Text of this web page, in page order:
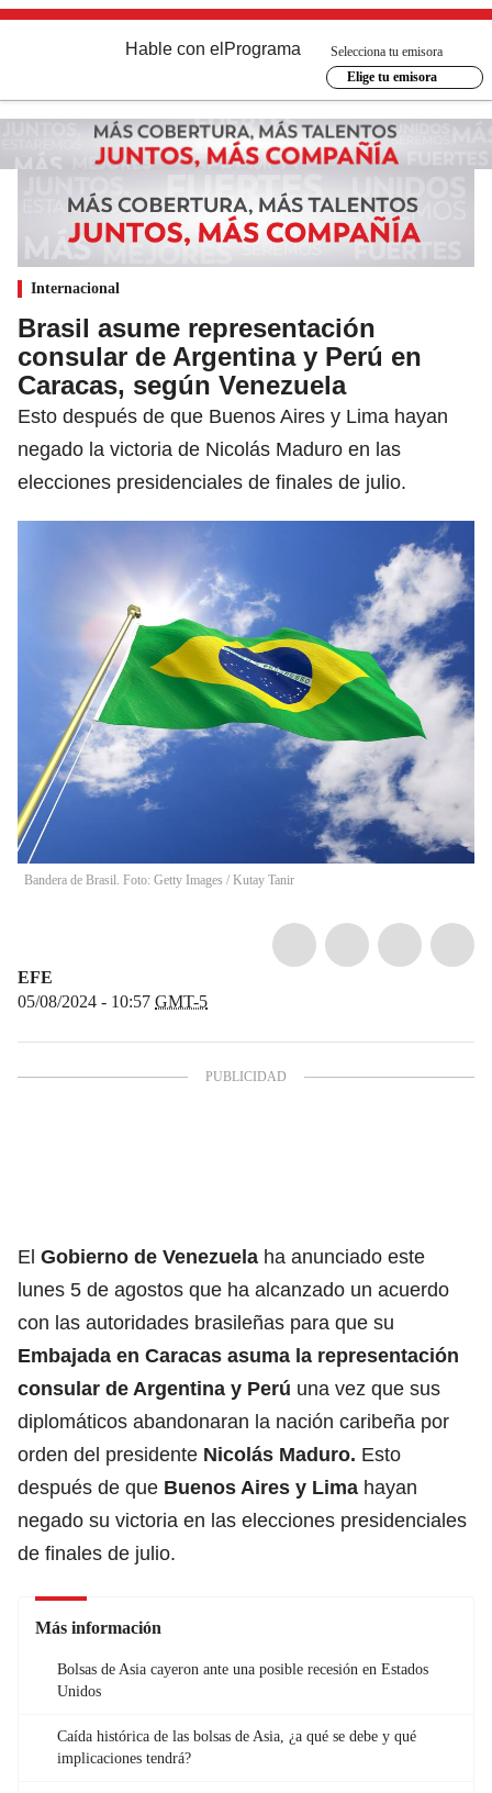
Hable con el Programa
Selecciona tu emisora
Elige tu emisora
Internacional
Brasil asume representación
consular de Argentina y Perú en
Caracas, según Venezuela
Esto después de que Buenos Aires y Lima hayan
negado la victoria de Nicolás Maduro en las
elecciones presidenciales de finales de julio.
Bandera de Brasil. Foto: Getty Images / Kutay Tanir
EFE
05/08/2024 - 10:57 GMT-5
El Gobierno de Venezuela ha anunciado este
lunes 5 de agostos que ha alcanzado un acuerdo
con las autoridades brasileñas para que su
Embajada en Caracas asuma la representación
consular de Argentina y Perú una vez que sus
diplomáticos abandonaran la nación caribeña por
orden del presidente Nicolás Maduro. Esto
después de que Buenos Aires y Lima hayan
negado su victoria en las elecciones presidenciales
de finales de julio.
Más información
Bolsas de Asia cayeron ante una posible recesión en Estados
Unidos
Caída histórica de las bolsas de Asia, ¿a qué se debe y qué
implicaciones tendrá?